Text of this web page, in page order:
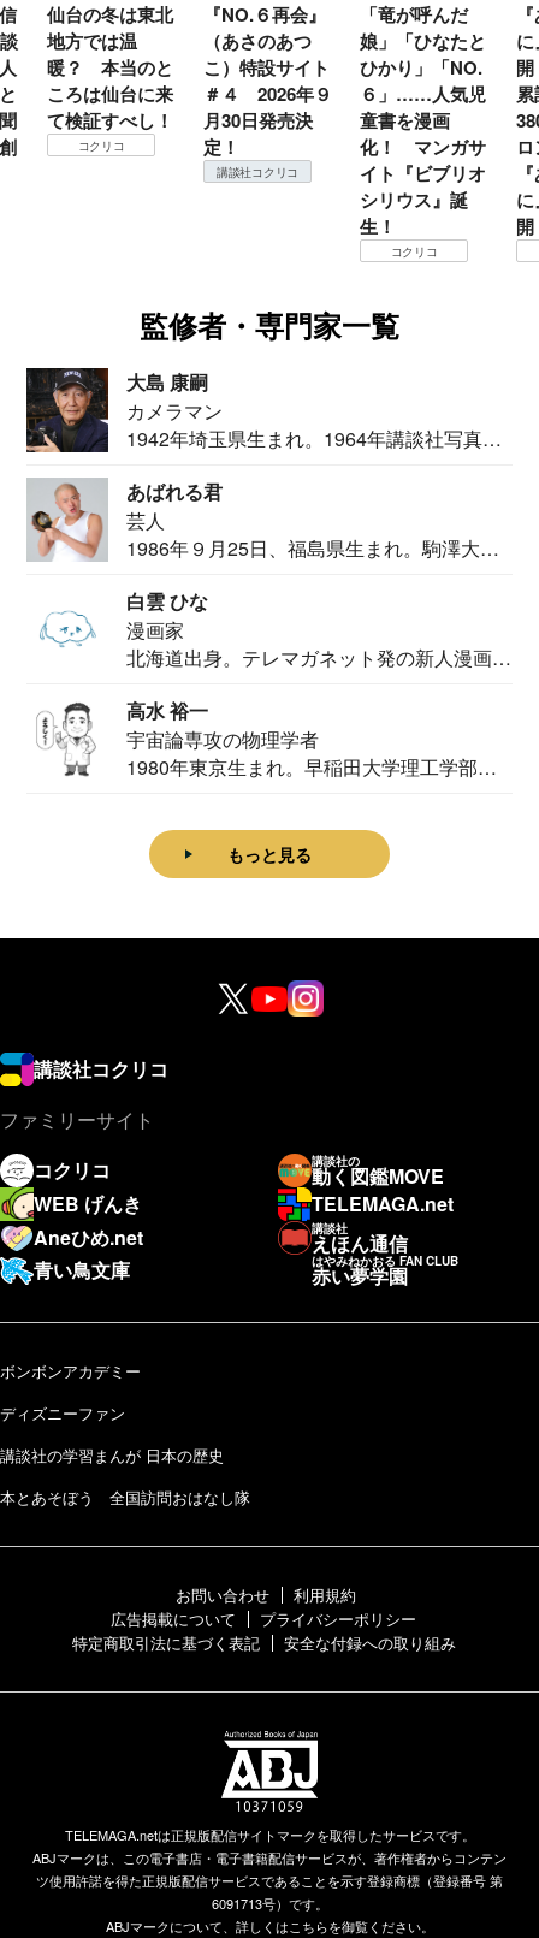
仙台の冬は東北
地方では温
暖？ 本当のと
ころは仙台に来
て検証すべし！
コクリコ
『NO.６再会』
（あさのあつ
こ）特設サイト
＃４ 2026年９
月30日発売決
定！
講談社コクリコ
「竜が呼んだ
娘」「ひなたと
ひかり」「NO.
６」……人気児
童書を漫画
化！ マンガサ
イト『ビブリオ
シリウス』誕
生！
コクリコ
累
監修者・専門家一覧
大島 康嗣
カメラマン
1942年埼玉県生まれ。1964年講談社写真部
あばれる君
芸人
1986年９月25日、福島県生まれ。駒澤大学
白雲 ひな
漫画家
北海道出身。テレマガネット発の新人漫画
高水 裕一
宇宙論専攻の物理学者
1980年東京生まれ。早稲田大学理工学部物
もっと見る
講談社コクリコ
ファミリーサイト
コクリコ
講談社の
動く図鑑MOVE
WEB げんき
TELEMAGA.net
Aneひめ.net
講談社
えほん通信
青い鳥文庫
はやみねかおる FAN CLUB
赤い夢学園
ボンボンアカデミー
ディズニーファン
講談社の学習まんが 日本の歴史
本とあそぼう 全国訪問おはなし隊
お問い合わせ
利用規約
広告掲載について
プライバシーポリシー
特定商取引法に基づく表記
安全な付録への取り組み
TELEMAGA.netは正規版配信サイトマークを取得したサービスです。
ABJマークは、この電子書店・電子書籍配信サービスが、著作権者からコンテン
ツ使用許諾を得た正規版配信サービスであることを示す登録商標（登録番号 第
6091713号）です。
ABJマークについて、詳しくはこちらを御覧ください。